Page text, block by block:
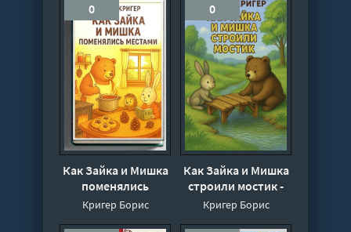
0
Как Зайка и Мишка
поменялись
местами - Борис
Кригер Борис
0
Как Зайка и Мишка
строили мостик -
Борис Кригер
Кригер Борис